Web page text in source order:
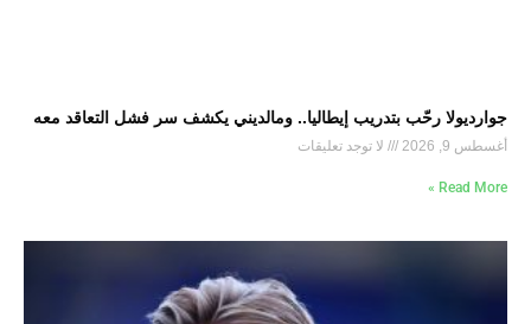
جوارديولا رحّب بتدريب إيطاليا.. ومالديني يكشف سر فشل التعاقد معه
أغسطس 9, 2026 لا توجد تعليقات
Read More »